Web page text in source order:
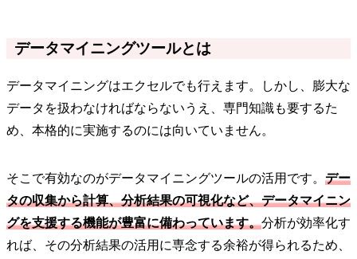
データマイニングツールとは
データマイニングはエクセルでも行えます。しかし、膨大な
データを扱わなければならないうえ、専門知識も要するた
め、本格的に実施するのには向いていません。
そこで有効なのがデータマイニングツールの活用です。 デー
タの収集から計算、分析結果の可視化など、データマイニン
グを支援する機能が豊富に備わっています。分析が効率化す
れば、その分析結果の活用に専念する余裕が得られるため、